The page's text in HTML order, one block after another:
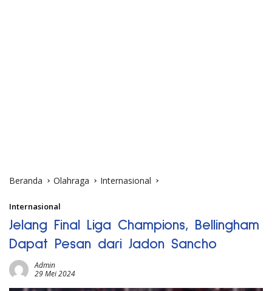
Beranda Olahraga Internasional
Internasional
Jelang Final Liga Champions, Bellingham
Dapat Pesan dari Jadon Sancho
Admin
29 Mei 2024